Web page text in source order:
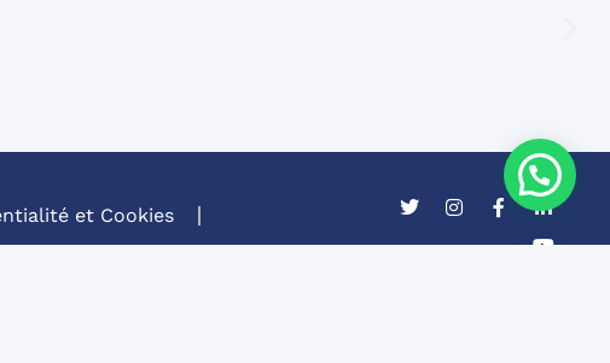
et Cookies